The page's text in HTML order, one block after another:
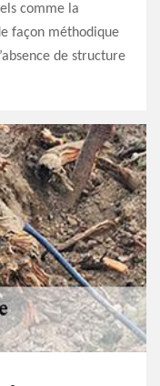
comme la
façon méthodique
de structure